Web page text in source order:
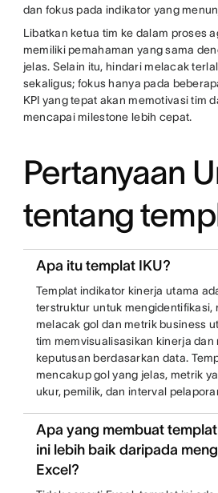
dan fokus pada indikator yang
Libatkan ketua tim ke dalam proses
memiliki pemahaman yang sama
jelas. Selain itu, hindari melacak
sekaligus; fokus hanya pada
KPI yang tepat akan memotivasi tim
mencapai milestone lebih cepat.
Pertanyaan
tentang
Apa itu templat IKU?
Templat indikator kinerja utama
terstruktur untuk mengidentifikasi,
melacak gol dan metrik business
tim memvisualisasikan kinerja dan
keputusan berdasarkan data.
mencakup gol yang jelas, metrik
ukur, pemilik, dan interval
Apa yang membuat
ini lebih baik daripada
Excel?